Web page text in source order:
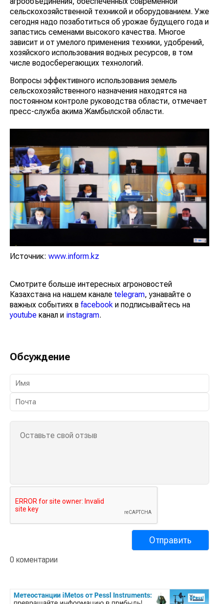
сельскохозяйственной техникой и оборудованием. Уже
сегодня надо позаботиться об урожае будущего года и
запастись семенами высокого качества. Многое
зависит и от умелого применения техники, удобрений,
хозяйского использования водных ресурсов, в том
числе водосберегающих технологий.
Вопросы эффективного использования земель
сельскохозяйственного назначения находятся на
постоянном контроле руководства области, отмечает
пресс-служба акима Жамбылской области.
Источник: www.inform.kz
Смотрите больше интересных агроновостей
Казахстана на нашем канале telegram, узнавайте о
важных событиях в facebook и подписывайтесь на
youtube канал и instagram.
Обсуждение
0 коментарии